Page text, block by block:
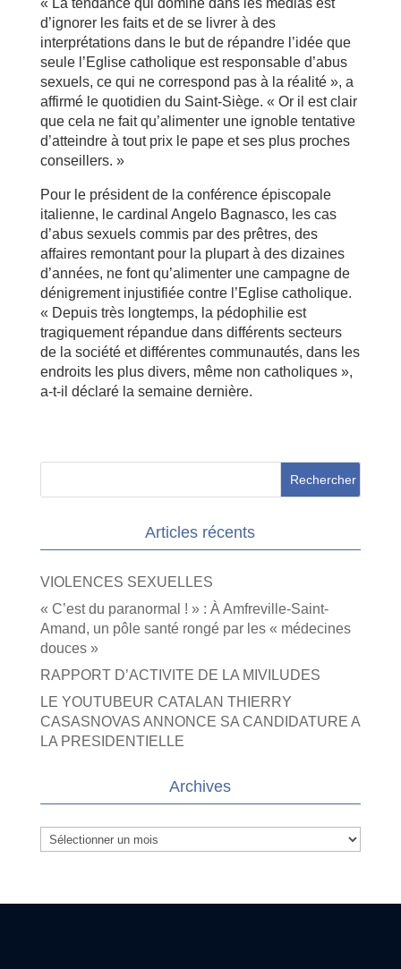
« La tendance qui domine dans les médias est
d’ignorer les faits et de se livrer à des
interprétations dans le but de répandre l’idée que
seule l’Eglise catholique est responsable d’abus
sexuels, ce qui ne correspond pas à la réalité », a
affirmé le quotidien du Saint-Siège. « Or il est clair
que cela ne fait qu’alimenter une ignoble tentative
d’atteindre à tout prix le pape et ses plus proches
conseillers. »
Pour le président de la conférence épiscopale
italienne, le cardinal Angelo Bagnasco, les cas
d’abus sexuels commis par des prêtres, des
affaires remontant pour la plupart à des dizaines
d’années, ne font qu’alimenter une campagne de
dénigrement injustifiée contre l’Eglise catholique.
« Depuis très longtemps, la pédophilie est
tragiquement répandue dans différents secteurs
de la société et différentes communautés, dans les
endroits les plus divers, même non catholiques »,
a-t-il déclaré la semaine dernière.
Articles récents
VIOLENCES SEXUELLES
« C’est du paranormal ! » : À Amfreville-Saint-
Amand, un pôle santé rongé par les « médecines
douces »
RAPPORT D’ACTIVITE DE LA MIVILUDES
LE YOUTUBEUR CATALAN THIERRY
CASASNOVAS ANNONCE SA CANDIDATURE A
LA PRESIDENTIELLE
Archives
Archives